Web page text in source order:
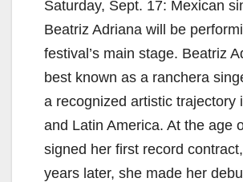
Saturday, Sept. 17: Mexican
Beatriz Adriana will be
festival’s main stage. Beatriz
best known as a ranchera
a recognized artistic trajectory
and Latin America. At the age
signed her first record
years later, she made her